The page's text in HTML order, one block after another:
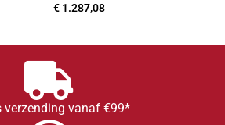
€ 1.287,08
verzending vanaf €99*